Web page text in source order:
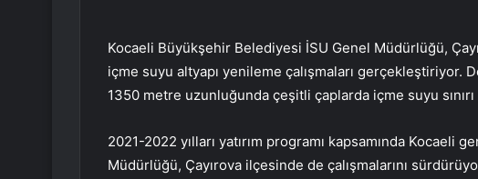
Kocaeli Büyükşehir Belediyesi İSU Genel Müdürlüğü,
içme suyu altyapı yenileme çalışmaları gerçekleştiriyor.
1350 metre uzunluğunda çeşitli çaplarda içme suyu
2021-2022 yılları yatırım programı kapsamında Kocaeli
Müdürlüğü, Çayırova ilçesinde de çalışmalarını